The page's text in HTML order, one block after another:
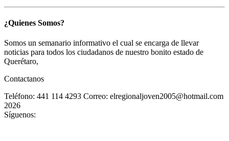
¿Quienes Somos?
Somos un semanario informativo el cual se encarga de llevar
noticias para todos los ciudadanos de nuestro bonito estado de
Querétaro,
Contactanos
Teléfono: 441 114 4293 Correo: elregionaljoven2005@hotmail.com
2026
Síguenos: